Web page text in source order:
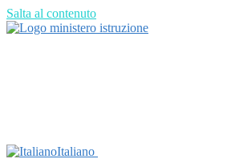
Salta al contenuto
Italiano